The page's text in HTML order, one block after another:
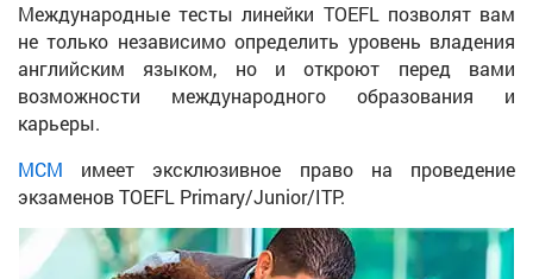
Международные тесты линейки TOEFL позволят вам
не только независимо определить уровень владения
английским языком, но и откроют перед вами
возможности международного образования и
карьеры.
МСМ имеет эксклюзивное право на проведение
экзаменов TOEFL Primary/Junior/ITP.